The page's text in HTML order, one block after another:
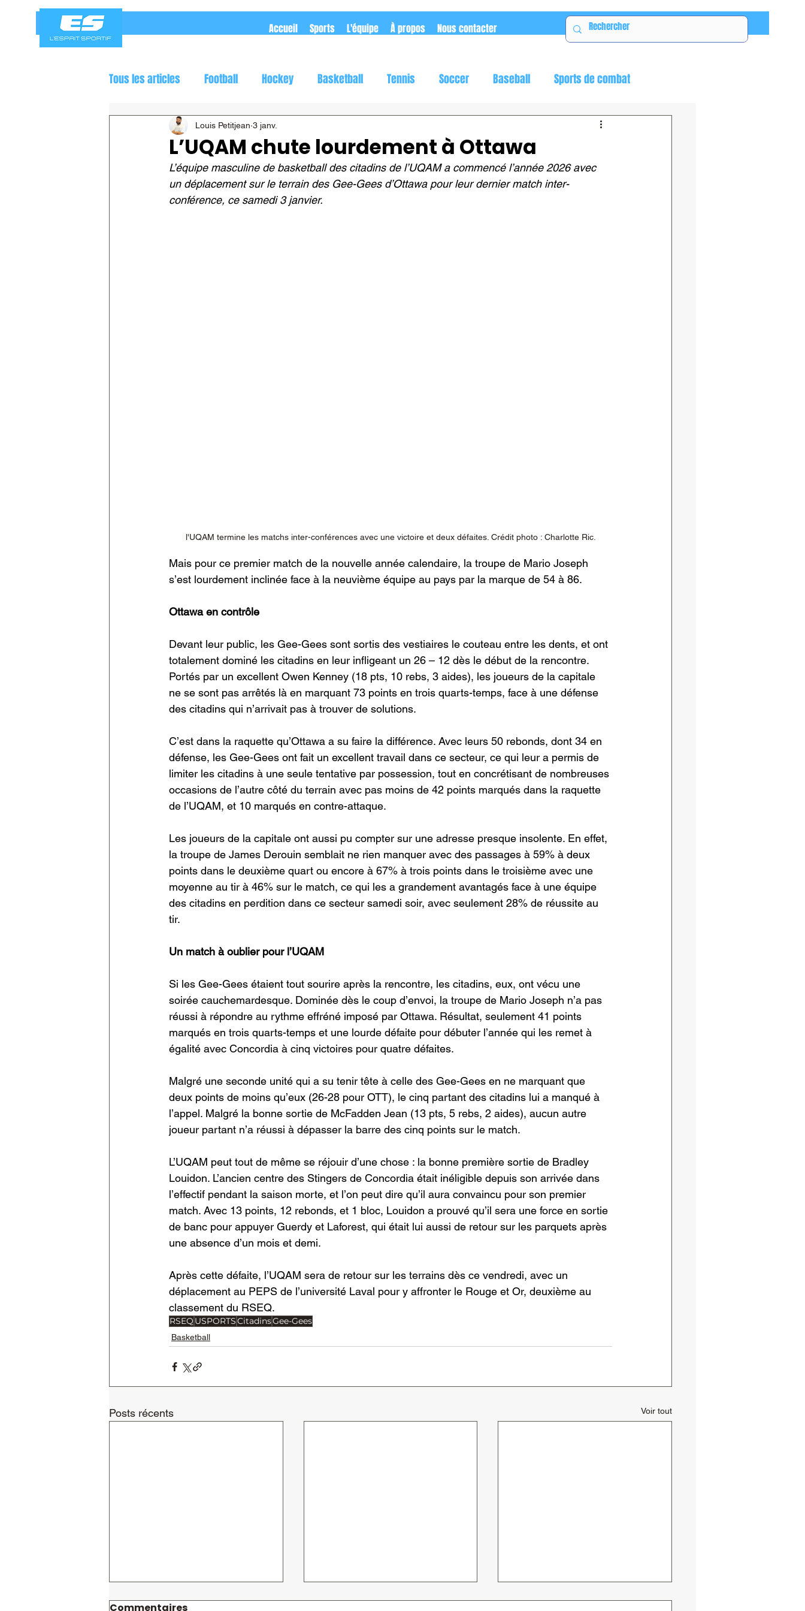
Accueil Sports L'équipe À propos Nous contacter
Tous les articles Football Hockey Basketball Tennis Soccer Baseball Sports de combat
Jeux olympiques Course automobile
L’UQAM chute lourdement à Ottawa
Louis Petitjean 3 janv.
L’équipe masculine de basketball des citadins de l’UQAM a commencé l’année 2026 avec
un déplacement sur le terrain des Gee-Gees d’Ottawa pour leur dernier match inter-
conférence, ce samedi 3 janvier.
l'UQAM termine les matchs inter-conférences avec une victoire et deux défaites. Crédit photo : Charlotte Ric.
Mais pour ce premier match de la nouvelle année calendaire, la troupe de Mario Joseph
s’est lourdement inclinée face à la neuvième équipe au pays par la marque de 54 à 86.
Ottawa en contrôle
Devant leur public, les Gee-Gees sont sortis des vestiaires le couteau entre les dents, et ont
totalement dominé les citadins en leur infligeant un 26 – 12 dès le début de la rencontre.
Portés par un excellent Owen Kenney (18 pts, 10 rebs, 3 aides), les joueurs de la capitale
ne se sont pas arrêtés là en marquant 73 points en trois quarts-temps, face à une défense
des citadins qui n’arrivait pas à trouver de solutions.
C’est dans la raquette qu’Ottawa a su faire la différence. Avec leurs 50 rebonds, dont 34 en
défense, les Gee-Gees ont fait un excellent travail dans ce secteur, ce qui leur a permis de
limiter les citadins à une seule tentative par possession, tout en concrétisant de nombreuses
occasions de l’autre côté du terrain avec pas moins de 42 points marqués dans la raquette
de l’UQAM, et 10 marqués en contre-attaque.
Les joueurs de la capitale ont aussi pu compter sur une adresse presque insolente. En effet,
la troupe de James Derouin semblait ne rien manquer avec des passages à 59% à deux
points dans le deuxième quart ou encore à 67% à trois points dans le troisième avec une
moyenne au tir à 46% sur le match, ce qui les a grandement avantagés face à une équipe
des citadins en perdition dans ce secteur samedi soir, avec seulement 28% de réussite au
tir.
Un match à oublier pour l’UQAM
Si les Gee-Gees étaient tout sourire après la rencontre, les citadins, eux, ont vécu une
soirée cauchemardesque. Dominée dès le coup d’envoi, la troupe de Mario Joseph n’a pas
réussi à répondre au rythme effréné imposé par Ottawa. Résultat, seulement 41 points
marqués en trois quarts-temps et une lourde défaite pour débuter l’année qui les remet à
égalité avec Concordia à cinq victoires pour quatre défaites.
Malgré une seconde unité qui a su tenir tête à celle des Gee-Gees en ne marquant que
deux points de moins qu’eux (26-28 pour OTT), le cinq partant des citadins lui a manqué à
l’appel. Malgré la bonne sortie de McFadden Jean (13 pts, 5 rebs, 2 aides), aucun autre
joueur partant n’a réussi à dépasser la barre des cinq points sur le match.
L’UQAM peut tout de même se réjouir d’une chose : la bonne première sortie de Bradley
Louidon. L’ancien centre des Stingers de Concordia était inéligible depuis son arrivée dans
l’effectif pendant la saison morte, et l’on peut dire qu’il aura convaincu pour son premier
match. Avec 13 points, 12 rebonds, et 1 bloc, Louidon a prouvé qu’il sera une force en sortie
de banc pour appuyer Guerdy et Laforest, qui était lui aussi de retour sur les parquets après
une absence d’un mois et demi.
Après cette défaite, l’UQAM sera de retour sur les terrains dès ce vendredi, avec un
déplacement au PEPS de l’université Laval pour y affronter le Rouge et Or, deuxième au
classement du RSEQ.
RSEQ USPORTSCitadinsGee-Gees
Basketball
Posts récents Voir tout
Commentaires